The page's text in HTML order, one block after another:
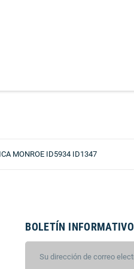
MONROE ID5934 ID1347
BOLETÍN INFORMATIVO